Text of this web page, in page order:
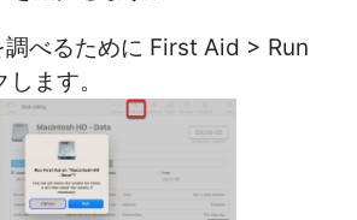
べるために First Aid > Run
します。